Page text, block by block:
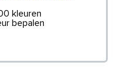
kleuren
bepalen